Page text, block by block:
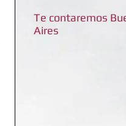
Te contaremos
Aires